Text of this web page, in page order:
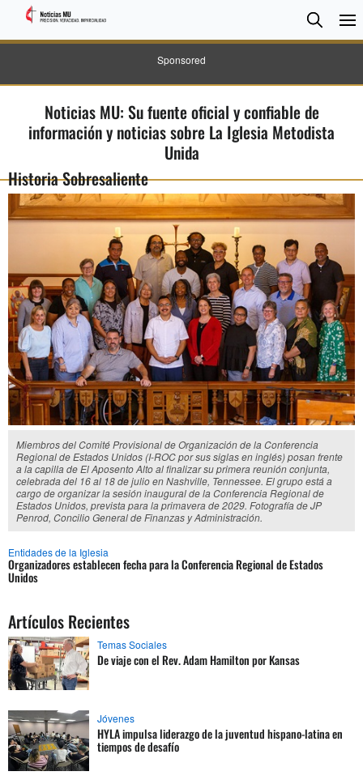
Sponsored
Search
Noticias MU: Su fuente oficial y confiable de
información y noticias sobre La Iglesia Metodista
Unida
Historia Sobresaliente
Entidades de la Iglesia
Miembros del Comité Provisional de Organización de la Conferencia
Regional de Estados Unidos (I-ROC por sus siglas en inglés) posan frente
a la capilla de El Aposento Alto al finalizar su primera reunión conjunta,
celebrada del 16 al 18 de julio en Nashville, Tennessee. El grupo está a
cargo de organizar la sesión inaugural de la Conferencia Regional de
Estados Unidos, prevista para la primavera de 2029. Fotografía de JP
Penrod, Concilio General de Finanzas y Administración.
Organizadores establecen fecha para la Conferencia Regional de Estados
Unidos
Artículos Recientes
Temas Sociales
De viaje con el Rev. Adam Hamilton por Kansas
Jóvenes
HYLA impulsa liderazgo de la juventud hispano-latina en
tiempos de desafío